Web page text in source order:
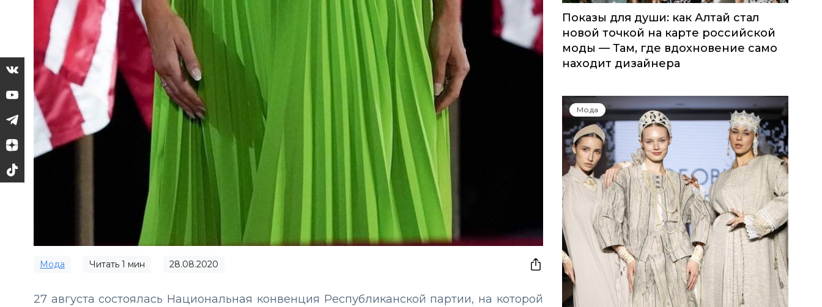
Мода Читать 1 мин 28.08.2020
27 августа состоялась Национальная конвенция Республиканской партии, на которой
Показы для души: как Алтай стал
новой точкой на карте российской
моды — Там, где вдохновение само
находит дизайнера
Мода